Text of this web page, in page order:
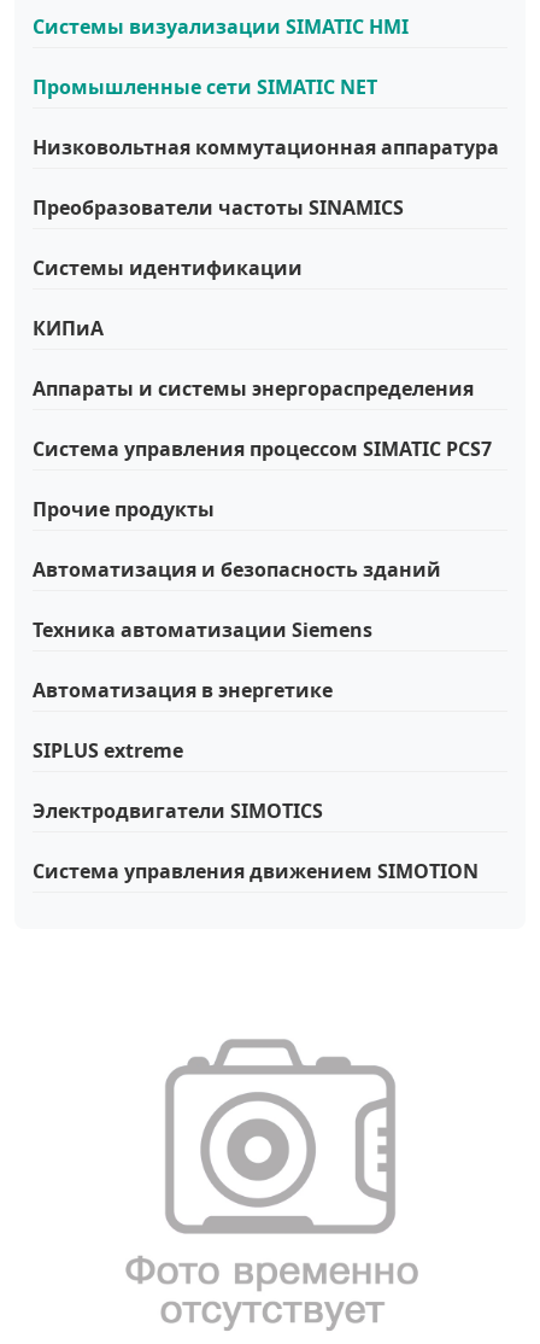
Системы визуализации SIMATIC HMI
Промышленные сети SIMATIC NET
Низковольтная коммутационная аппаратура
Преобразователи частоты SINAMICS
Системы идентификации
КИПиА
Аппараты и системы энергораспределения
Система управления процессом SIMATIC PCS7
Прочие продукты
Автоматизация и безопасность зданий
Техника автоматизации Siemens
Автоматизация в энергетике
SIPLUS extreme
Электродвигатели SIMOTICS
Система управления движением SIMOTION